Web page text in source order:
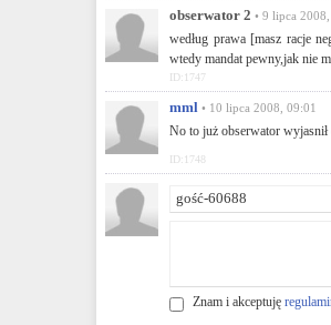
obserwator 2 • 9 lipca
według prawa [masz racje
wtedy mandat pewny,jak nie
ID:1747
mml • 10 lipca 2008, 09:01
No to już obserwator wyjasnił
ID:1748
Znam i akceptuję